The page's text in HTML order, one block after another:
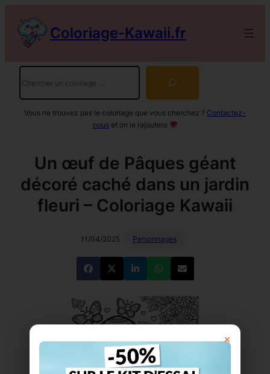
contenu
Coloriage-Kawaii.fr
Vous ne trouvez pas le coloriage que vous cherchez ? Contactez-
nouset on le rajoutera
Un œuf de Pâques géant
décoré caché dans un jardin
fleuri – Coloriage Kawaii
11/04/2025 Personnages
×